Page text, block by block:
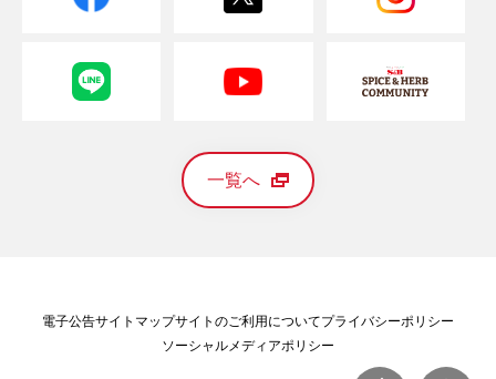
一覧へ
電子公告サイトマップサイトのご利用についてプライバシーポリシー
ソーシャルメディアポリシー